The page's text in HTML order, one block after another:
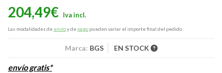
204,49€
Las modalidades de envíoy de pago pueden variar el importe final del pedido.
Marca: BGS EN STOCK
envío gratis*